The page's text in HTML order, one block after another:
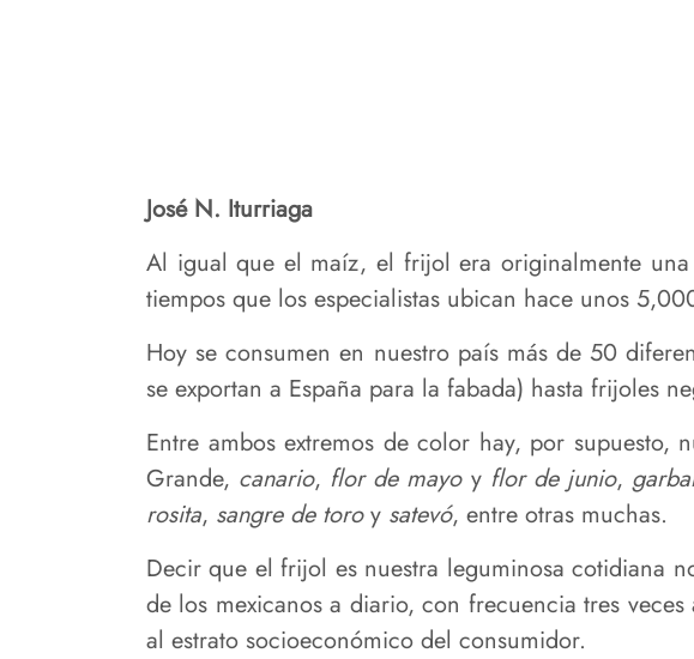
José N. Iturriaga
Al igual que el maíz, el frijol era originalmente una
tiempos que los especialistas ubican hace unos
Hoy se consumen en nuestro país más de 50
se exportan a España para la fabada) hasta frijoles
Entre ambos extremos de color hay, por supuesto,
Grande, canario, flor de mayoy flor de junio,
rosita, sangre de toroy satevó, entre otras muchas.
Decir que el frijol es nuestra leguminosa cotidiana
de los mexicanos a diario, con frecuencia tres
al estrato socioeconómico del consumidor.